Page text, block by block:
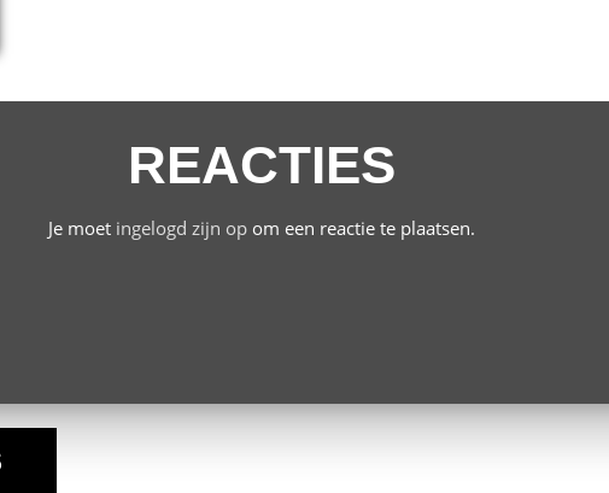
REACTIES
Je moet ingelogd zijn opom een reactie te plaatsen.